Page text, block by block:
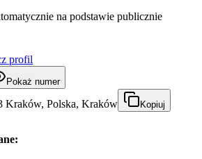
na podstawie publicznie
profil
Pokaż numer
Kraków, Polska, Kraków Kopiuj